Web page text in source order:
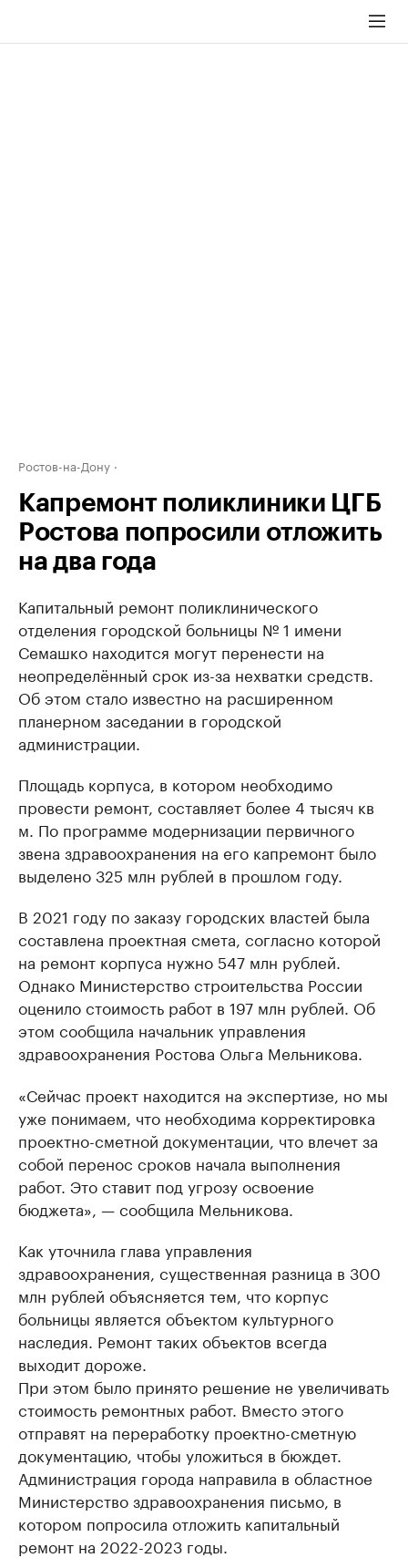
Ростов-на-Дону
Капремонт поликлиники ЦГБ
Ростова попросили отложить
на два года
Капитальный ремонт поликлинического
отделения городской больницы № 1 имени
Семашко находится могут перенести на
неопределённый срок из-за нехватки средств.
Об этом стало известно на расширенном
планерном заседании в городской
администрации.
Площадь корпуса, в котором необходимо
провести ремонт, составляет более 4 тысяч кв
м. По программе модернизации первичного
звена здравоохранения на его капремонт было
выделено 325 млн рублей в прошлом году.
В 2021 году по заказу городских властей была
составлена проектная смета, согласно которой
на ремонт корпуса нужно 547 млн рублей.
Однако Министерство строительства России
оценило стоимость работ в 197 млн рублей. Об
этом сообщила начальник управления
здравоохранения Ростова Ольга Мельникова.
«Сейчас проект находится на экспертизе, но мы
уже понимаем, что необходима корректировка
проектно-сметной документации, что влечет за
собой перенос сроков начала выполнения
работ. Это ставит под угрозу освоение
бюджета», — сообщила Мельникова.
Как уточнила глава управления
здравоохранения, существенная разница в 300
млн рублей объясняется тем, что корпус
больницы является объектом культурного
наследия. Ремонт таких объектов всегда
выходит дороже.
При этом было принято решение не увеличивать
стоимость ремонтных работ. Вместо этого
отправят на переработку проектно-сметную
документацию, чтобы уложиться в бюждет.
Администрация города направила в областное
Министерство здравоохранения письмо, в
котором попросила отложить капитальный
ремонт на 2022-2023 годы.